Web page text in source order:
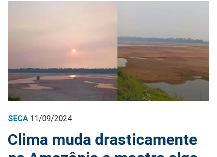
SECA 11/09/2024
Clima muda drasticamente